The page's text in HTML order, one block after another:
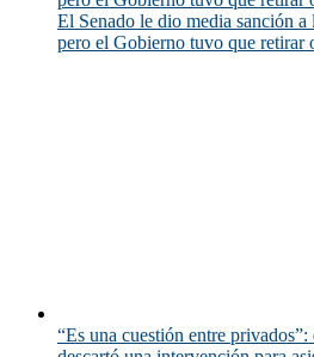
El Senado le dio media sanción
pero el Gobierno tuvo que retirar
“Es una cuestión entre